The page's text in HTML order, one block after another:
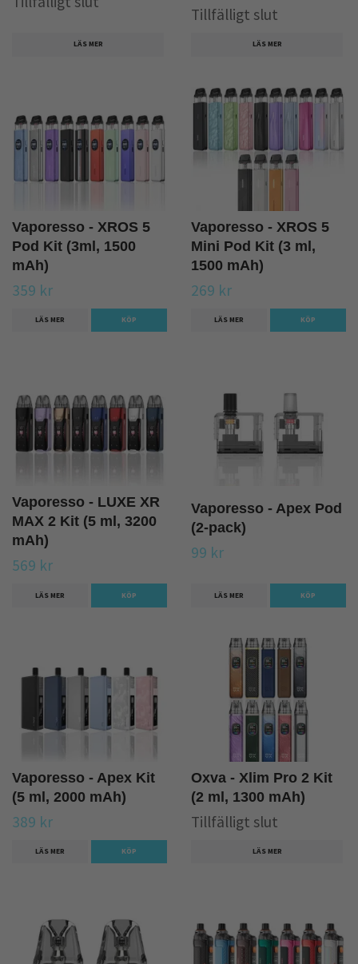
LÄS MER
Tillfälligt slut
LÄS MER
Vaporesso - XROS 5
Pod Kit (3ml, 1500
mAh)
359 kr
LÄS MER KÖP
Vaporesso - XROS 5
Mini Pod Kit (3 ml,
1500 mAh)
269 kr
LÄS MER KÖP
Vaporesso - LUXE XR
MAX 2 Kit (5 ml, 3200
mAh)
569 kr
LÄS MER KÖP
Vaporesso - Apex Pod
(2-pack)
99 kr
LÄS MER KÖP
Vaporesso - Apex Kit
(5 ml, 2000 mAh)
389 kr
LÄS MER KÖP
Oxva - Xlim Pro 2 Kit
(2 ml, 1300 mAh)
Tillfälligt slut
LÄS MER